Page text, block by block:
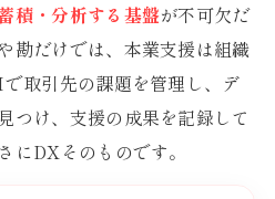
積・分析する基盤が不可欠だ
勘だけでは、本業支援は組織
取引先の課題を管理し、デ
つけ、支援の成果を記録して
DXそのものです。